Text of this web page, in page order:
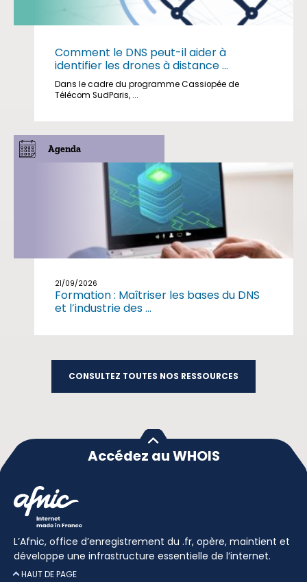
Comment le DNS peut-il aider à
identifier les drones à distance ...
Dans le cadre du programme Cassiopée de
Télécom SudParis, ...
Agenda
21/09/2026
Formation : Maîtriser les bases du DNS
et l’industrie des ...
CONSULTEZ TOUTES NOS RESSOURCES
Accédez au WHOIS
L’Afnic, office d’enregistrement du .fr, opère, maintient et
développe une infrastructure essentielle de l’internet.
HAUT DE PAGE